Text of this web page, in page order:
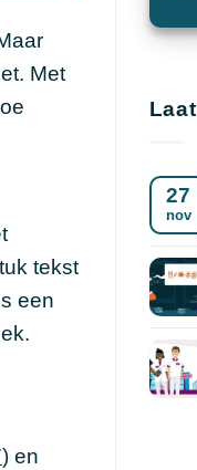
Met
tekst
een
) en
27
nov